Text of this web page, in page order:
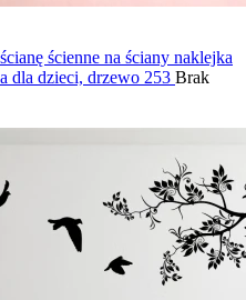
ścienne na ściany naklejka
dla dzieci, drzewo 253 Brak